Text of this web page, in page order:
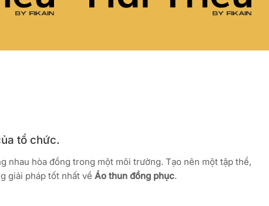
tổ chức.
nhau hòa đồng trong một môi trường. Tạo nên một tập thể,
giải pháp tốt nhất về Áo thun đồng phục.